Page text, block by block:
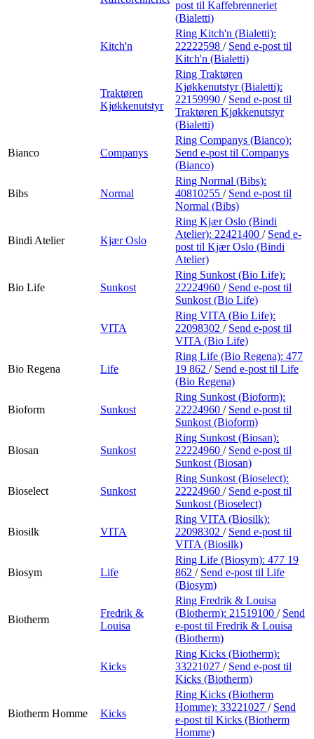
post til Kaffebrenneriet
(Bialetti)
Kitch'n
Ring Kitch'n (Bialetti):
22222598 / Send e-post til
Kitch'n (Bialetti)
Traktøren
Kjøkkenutstyr
Ring Traktøren
Kjøkkenutstyr (Bialetti):
22159990 / Send e-post til
Traktøren Kjøkkenutstyr
(Bialetti)
Bianco Companys
Ring Companys (Bianco):
Send e-post til Companys
(Bianco)
Bibs Normal
Ring Normal (Bibs):
40810255 / Send e-post til
Normal (Bibs)
Bindi Atelier Kjær Oslo
Ring Kjær Oslo (Bindi
Atelier): 22421400 / Send e-
post til Kjær Oslo (Bindi
Atelier)
Bio Life Sunkost
Ring Sunkost (Bio Life):
22224960 / Send e-post til
Sunkost (Bio Life)
VITA
Ring VITA (Bio Life):
22098302 / Send e-post til
VITA (Bio Life)
Bio Regena Life
Ring Life (Bio Regena): 477
19 862 / Send e-post til Life
(Bio Regena)
Bioform Sunkost
Ring Sunkost (Bioform):
22224960 / Send e-post til
Sunkost (Bioform)
Biosan Sunkost
Ring Sunkost (Biosan):
22224960 / Send e-post til
Sunkost (Biosan)
Bioselect Sunkost
Ring Sunkost (Bioselect):
22224960 / Send e-post til
Sunkost (Bioselect)
Biosilk VITA
Ring VITA (Biosilk):
22098302 / Send e-post til
VITA (Biosilk)
Biosym Life
Ring Life (Biosym): 477 19
862 / Send e-post til Life
(Biosym)
Biotherm
Fredrik &
Louisa
Ring Fredrik & Louisa
(Biotherm): 21519100 / Send
e-post til Fredrik & Louisa
(Biotherm)
Kicks
Ring Kicks (Biotherm):
33221027 / Send e-post til
Kicks (Biotherm)
Biotherm Homme Kicks
Ring Kicks (Biotherm
Homme): 33221027 / Send
e-post til Kicks (Biotherm
Homme)